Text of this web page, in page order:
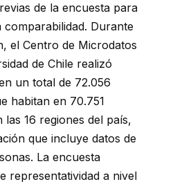
de la encuesta para
comparabilidad. Durante
el Centro de Microdatos
de Chile realizó
un total de 72.056
habitan en 70.751
las 16 regiones del país,
que incluye datos de
La encuesta
representatividad a nivel